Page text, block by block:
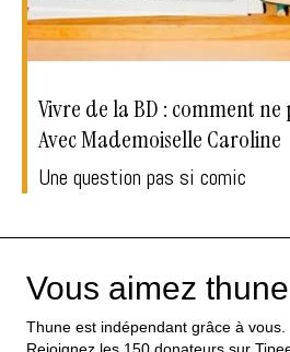
Vivre de la BD : comment
Avec Mademoiselle Caroline
Une question pas si comic
Vous aimez
Thune est indépendant grâce à vous.